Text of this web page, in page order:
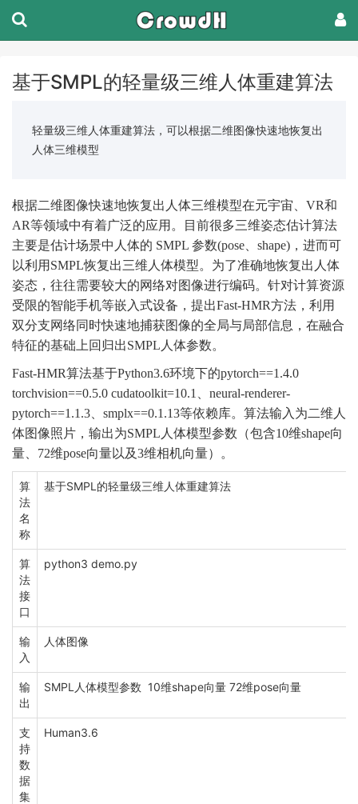
基于SMPL的轻量级三维人体重建算法
轻量级三维人体重建算法，可以根据二维图像快速地恢复出
人体三维模型
根据二维图像快速地恢复出人体三维模型在元宇宙、 VR和
AR等领域中有着广泛的应用。目前很多三维姿态估计算法
主要是估计场景中人体的 SMPL 参数(pose shape) ，进而可
以利用 SMPL恢复出三维人体模型。 为了准确地恢复出人体
姿态，往往需要较大的网络对图像进行编码。针对计算资源
受限的智能手机等嵌入式设备，提出Fast-HMR方法，利用
双分支网络同时快速地捕获图像的全局与局部信息，在融合
特征的基础上回归出SMPL 人体参数。
Fast-HMR算法基于Python3.6环境下的pytorch==1.4.0
torchvision==0.5.0 cudatoolkit=10.1
neural-renderer-
pytorch==1.1.3
smplx==0.1.13等依赖库。算法输入为二维人
体图像照片，输出为SMPL人体模型参数 （包含10维shape向
量
72维pose向量以及3维相机向量）。
算
法
名
称
基于SMPL的轻量级三维人体重建算法
算
法
接
口
python3 demo.py
输
入
人体图像
输
出
SMPL人体模型参数 10维shape向量 72维pose向量
支
持
数
据
集
Human3.6